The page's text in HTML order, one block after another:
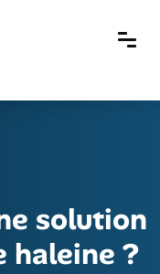
solution
haleine ?